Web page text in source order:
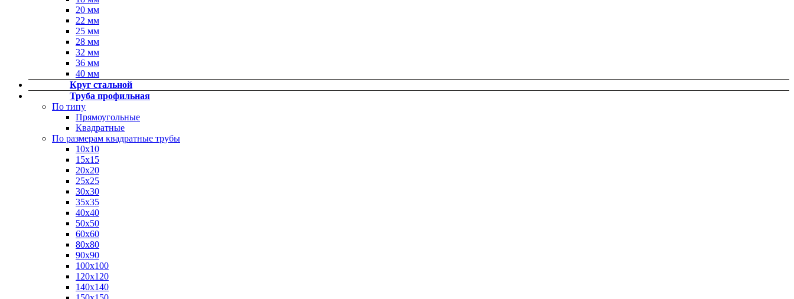
Фитинги
Фитинги резьбовые латунные
Фитинги резьбовые стальные
Хомуты стальные Труба ВГП
20 мм
22 мм
25 мм
28 мм
32 мм
36 мм
40 мм
Круг стальной
Труба профильная
По типу
Прямоугольные
Квадратные
По размерам квадратные трубы
10х10
15х15
20х20
25х25
30х30
35х35
40х40
50х50
60х60
80х80
90х90
100х100
120х120
140х140